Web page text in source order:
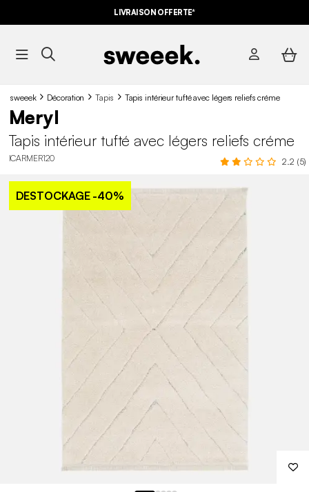
LIVRAISON OFFERTE*
sweeek Décoration Tapis Tapis intérieur tufté avec légers reliefs créme
Meryl
Tapis intérieur tufté avec légers reliefs créme
ICARMER120 2.2 (5)
DESTOCKAGE-40%